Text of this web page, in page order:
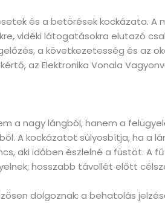
és a betörések kockázata.
vidéki látogatásokra elutazó
a következetesség és az
az Elektronika Vonala
a nagy lángból, hanem a
A kockázatot súlyosbítja, ha a
aki időben észlelné a füstöt. A
hosszabb távollét előtt
dolgoznak: a behatolás